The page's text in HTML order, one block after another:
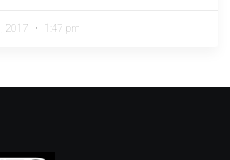
2017 1:47 pm